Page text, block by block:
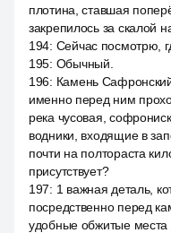
плотина, ставшая
закрепилось за скалой
194: Сейчас посмотрю,
195: Обычный.
196: Камень
именно перед ним
река чусовая,
водники, входящие в
почти на полтораста
присутствует?
197: 1 важная деталь,
посредственно перед
удобные обжитые места